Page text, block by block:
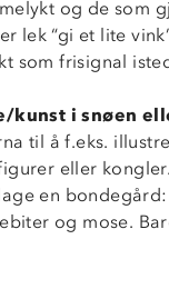
og de som
lek “gi et lite
som frisignal
kunst i snøen
til å f.eks.
eller
en bondegård:
og mose.